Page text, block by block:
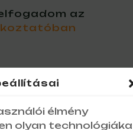
élmény
olyan
az
tájékoztató
●